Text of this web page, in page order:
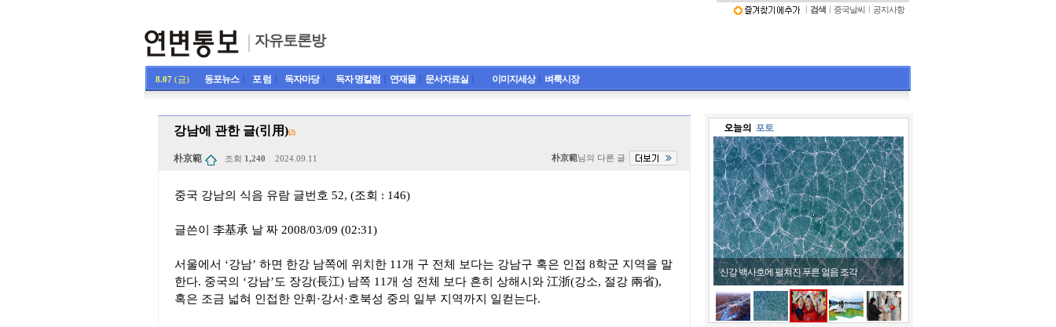
자유토론방
검색 중국날씨 공지사항
8.07 (금) 동포뉴스ㅣ 포 럼 독자마당ㅣ 독자 명칼럼 연재물ㅣ 문서자료실 이미지세상ㅣ 벼룩시장
강남에 관한 글(引用)(2)
朴京範 조회 1,240 2024.09.11 朴京範님의 다른 글
중국 강남의 식음 유람 글번호 52, (조회 : 146)
글쓴이 李基承 날 짜 2008/03/09 (02:31)
서울에서 ‘강남’ 하면 한강 남쪽에 위치한 11개 구 전체 보다는 강남구 혹은 인접 8학군 지역을 말
한다. 중국의 ‘강남’도 장강(長江) 남쪽 11개 성 전체 보다 흔히 상해시와 江浙(강소, 절강 兩省),
혹은 조금 넓혀 인접한 안휘·강서·호북성 중의 일부 지역까지 일컫는다.
신강 백사호에 펼쳐진 푸른 얼음 조각